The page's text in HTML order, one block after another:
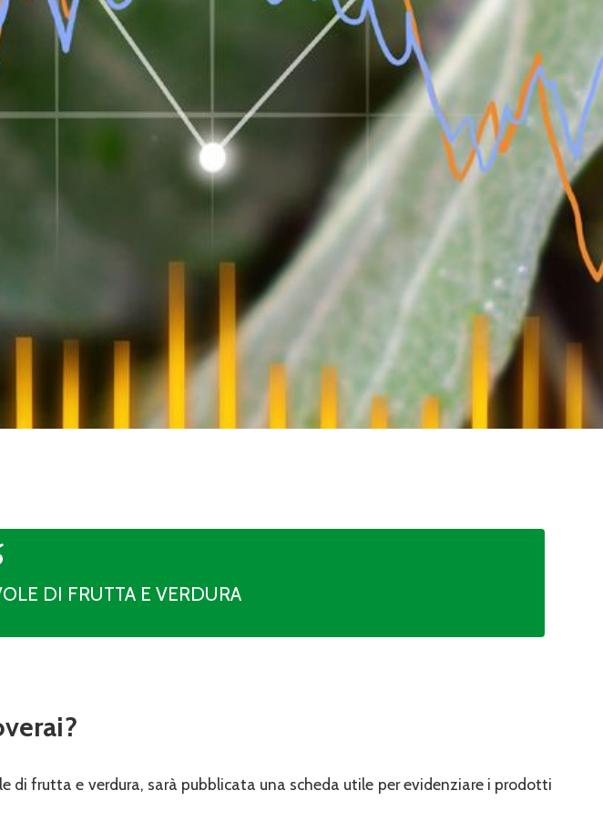
DI FRUTTA E VERDURA
frutta e verdura, sarà pubblicata una scheda utile per evidenziare i prodotti